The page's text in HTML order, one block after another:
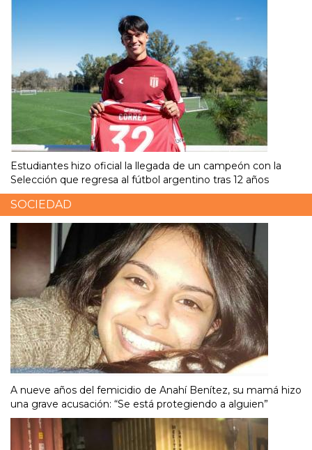
Estudiantes hizo oficial la llegada de un campeón con la
Selección que regresa al fútbol argentino tras 12 años
SOCIEDAD
A nueve años del femicidio de Anahí Benítez, su mamá hizo
una grave acusación: “Se está protegiendo a alguien”